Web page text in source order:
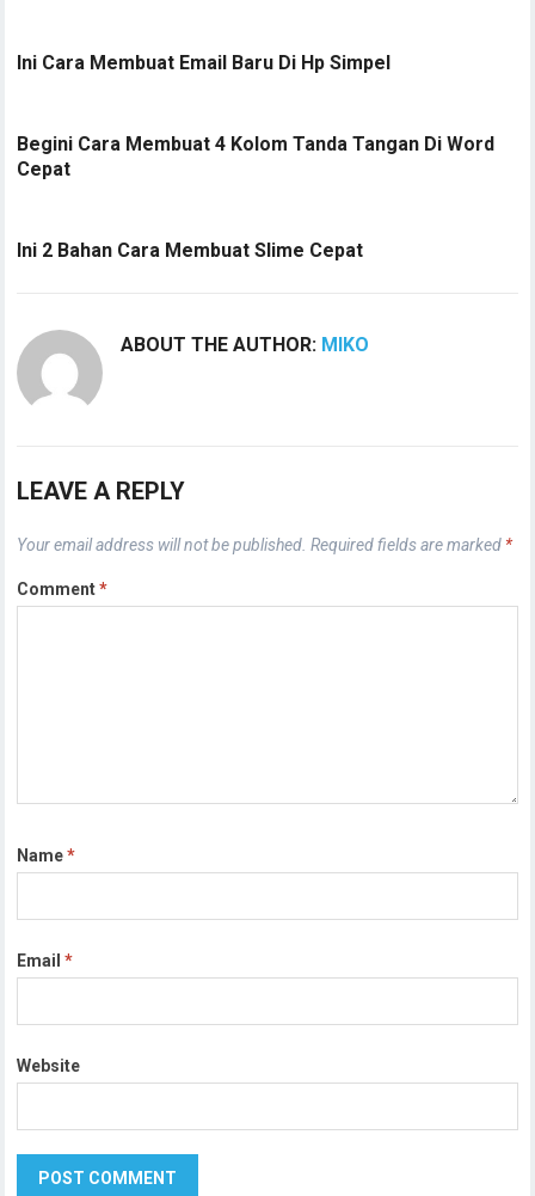
Ini Cara Membuat Email Baru Di Hp Simpel
Begini Cara Membuat 4 Kolom Tanda Tangan Di Word
Cepat
Ini 2 Bahan Cara Membuat Slime Cepat
ABOUT THE AUTHOR: MIKO
LEAVE A REPLY
Your email address will not be published. Required fields are marked *
Comment*
Name*
Email*
Website